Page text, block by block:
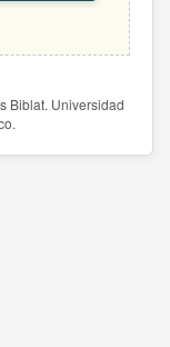
Biblat. Universidad